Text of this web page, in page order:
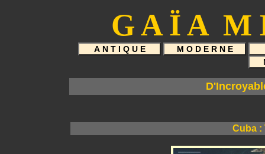
G A Ï A M
Cuba :